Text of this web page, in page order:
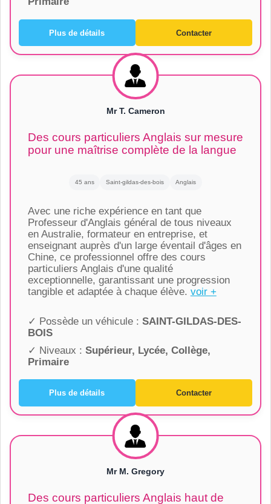
Plus de détails Contacter
Mr T. Cameron
Des cours particuliers Anglais sur mesure
pour une maîtrise complète de la langue
45 ans Saint-gildas-des-bois Anglais
Avec une riche expérience en tant que
Professeur d'Anglais général de tous niveaux
en Australie, formateur en entreprise, et
enseignant auprès d'un large éventail d'âges en
Chine, ce professionnel offre des cours
particuliers Anglais d'une qualité
exceptionnelle, garantissant une progression
tangible et adaptée à chaque élève. voir +
✓ Possède un véhicule : SAINT-GILDAS-DES-
BOIS
✓ Niveaux : Supérieur, Lycée, Collège,
Primaire
Plus de détails Contacter
Mr M. Gregory
Des cours particuliers Anglais haut de